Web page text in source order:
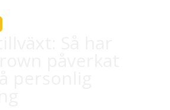
Så har
påverkat
personlig